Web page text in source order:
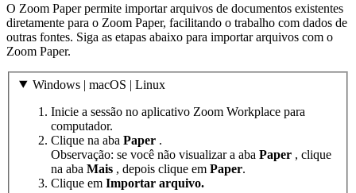
O Zoom Paper permite importar arquivos de documentos existentes
diretamente para o Zoom Paper, facilitando o trabalho com dados de
outras fontes. Siga as etapas abaixo para importar arquivos com o
Zoom Paper.
Windows | macOS | Linux
Inicie a sessão no aplicativo Zoom Workplace para
computador.
Clique na aba Paper .
Observação: se você não visualizar a aba Paper , clique
na aba Mais , depois clique em Paper.
Clique em Importar arquivo.